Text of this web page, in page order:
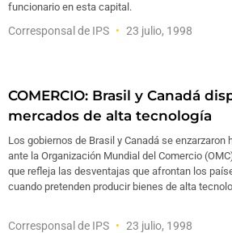
funcionario en esta capital.
Corresponsal de IPS 23 julio, 1998
COMERCIO: Brasil y Canadá
mercados de alta tecnología
Los gobiernos de Brasil y Canadá se enzarzaron
ante la Organización Mundial del Comercio
que refleja las desventajas que afrontan los
cuando pretenden producir bienes de alta
Corresponsal de IPS 23 julio, 1998